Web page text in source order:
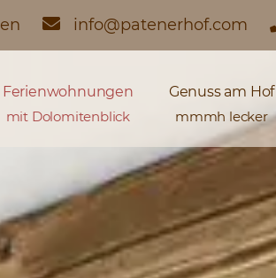
en info@patenerhof.com
Ferienwohnungen
mit Dolomitenblick
Genuss am Hof
mmmh lecker